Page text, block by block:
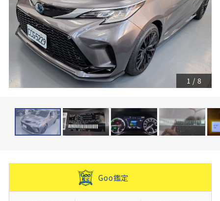
1 / 8
Goo鑑定